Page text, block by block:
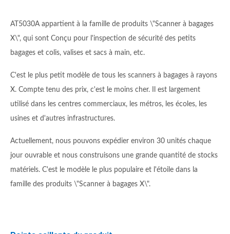
AT5030A appartient à la famille de produits \"Scanner à bagages
X\", qui sont Conçu pour l'inspection de sécurité des petits
bagages et colis, valises et sacs à main, etc.
C'est le plus petit modèle de tous les scanners à bagages à rayons
X. Compte tenu des prix, c'est le moins cher. Il est largement
utilisé dans les centres commerciaux, les métros, les écoles, les
usines et d'autres infrastructures.
Actuellement, nous pouvons expédier environ 30 unités chaque
jour ouvrable et nous construisons une grande quantité de stocks
matériels. C'est le modèle le plus populaire et l'étoile dans la
famille des produits \"Scanner à bagages X\".